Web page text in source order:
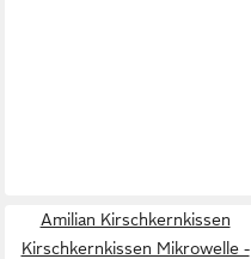
Amilian Kirschkernkissen
Kirschkernkissen Mikrowelle -